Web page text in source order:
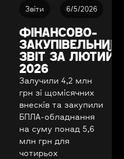
Звіти 6/5/2026
ФІНАНСОВО-
ЗАКУПІВЕЛЬНИЙ
ЗВІТ ЗА ЛЮТИЙ
2026
Залучили 4,2 млн
грн зі щомісячних
внесків та закупили
БПЛА-обладнання
на суму понад 5,6
млн грн для
чотирьох